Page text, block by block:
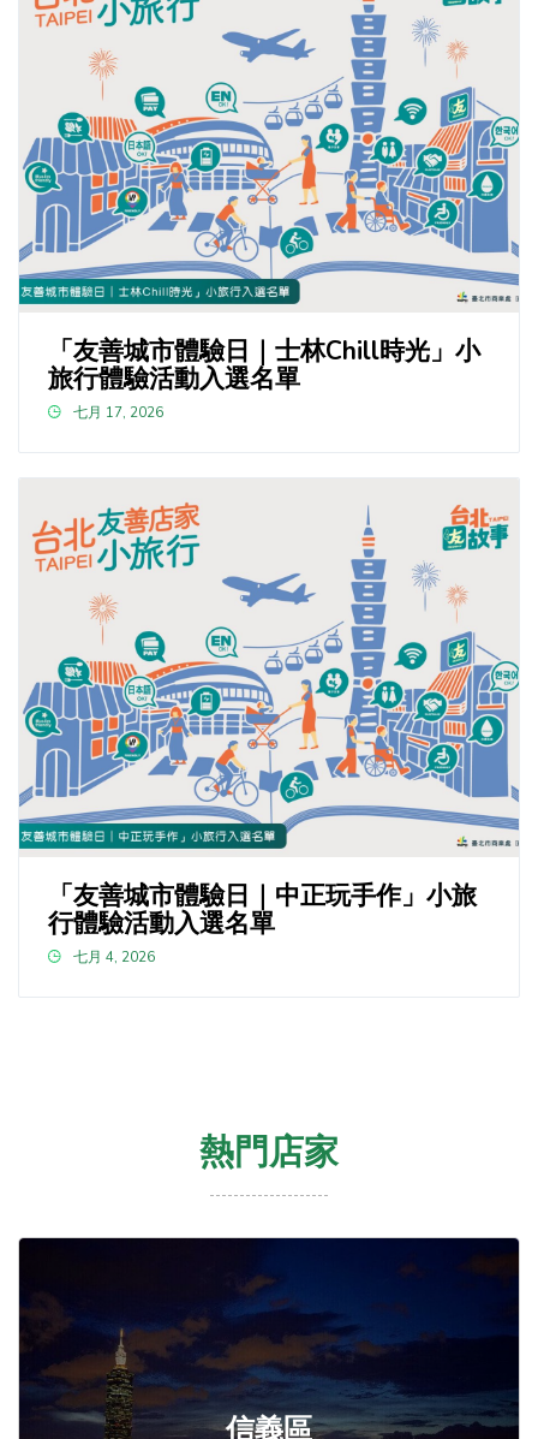
「友善城市體驗日｜士林Chill時光」小
旅行體驗活動入選名單
七月 17, 2026
「友善城市體驗日｜中正玩手作」小旅
行體驗活動入選名單
七月 4, 2026
熱門店家
信義區